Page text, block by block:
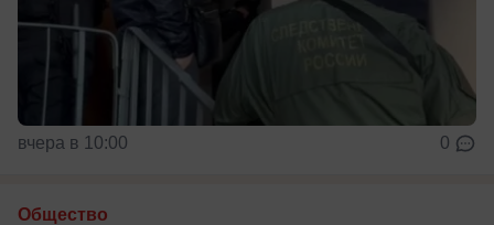
вчера в 10:00 0
Общество